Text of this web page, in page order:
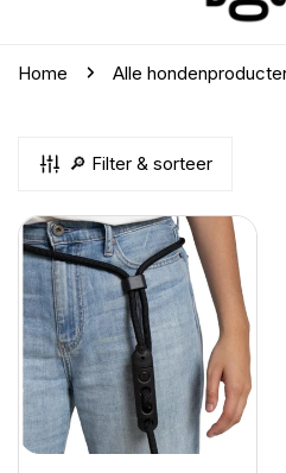
Home Alle
🔎 Filter & sorteer
Zee.Dog
handsfree
hondenlijn
120-
240
cm
verstelbaar